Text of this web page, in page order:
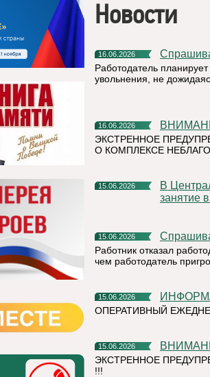
Новости
16.06.2026
Работодатель
увольнения, не
16.06.2026
ЭКСТРЕННОЕ
О КОМПЛЕКСЕ
15.06.2026
В Центральной детской библиотеке прошло очередное
занятие
15.06.2026
Работник отказал
чем работодатель
15.06.2026
ОПЕРАТИВНЫЙ
15.06.2026
ЭКСТРЕННОЕ
!!!